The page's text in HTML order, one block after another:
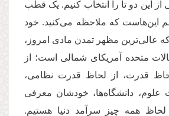
از این دو تا را انتخاب کنیم. یک قطب
این‌هاست که ملاحظه می‌کنید. خود
که عالی‌ترین مظهر تمدن مادی امروز،
متحده آمریکای شمالی است؛ از
قدرت، از لحاظ قدرت نظامی،
علوم، دانشگاه‌ها، خودشان معرفی
همه چیز سرآمد دنیا هستیم.